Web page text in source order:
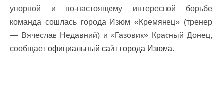
упорной и по-настоящему интересной борьбе
команда сошлась города Изюм «Кремянец» (тренер
— Вячеслав Недавний) и «Газовик» Красный Донец,
сообщает официальный сайт города Изюма.